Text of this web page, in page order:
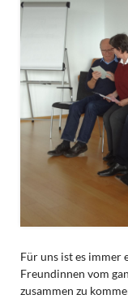
Für uns ist es immer
Freundinnen vom
zusammen zu